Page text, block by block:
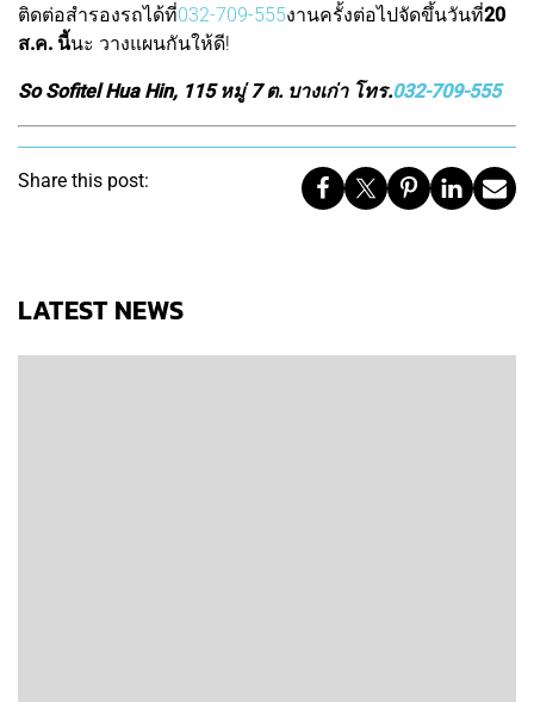
ติดต่อสำรองรถได้ที่032-709-555งานครั้งต่อไปจัดขึ้นวันที่20
ส.ค. นี้นะ วางแผนกันให้ดี!
So Sofitel Hua Hin, 115 หมู่ 7 ต. บางเก่า โทร.032-709-555
Share this post:
LATEST NEWS